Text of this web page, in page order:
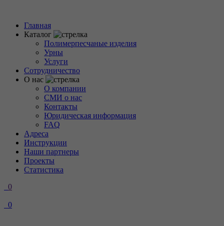
Главная
Каталог
Полимерпесчаные изделия
Урны
Услуги
Сотрудничество
О нас
О компании
СМИ о нас
Контакты
Юридическая информация
FAQ
Адреса
Инструкции
Наши партнеры
Проекты
Статистика
0
0